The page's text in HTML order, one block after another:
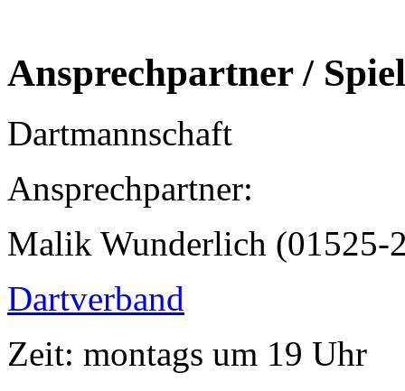
Ansprechpartner /
Dartmannschaft
Ansprechpartner:
Malik Wunderlich (01525-
Dartverband
Zeit: montags um 19 Uhr